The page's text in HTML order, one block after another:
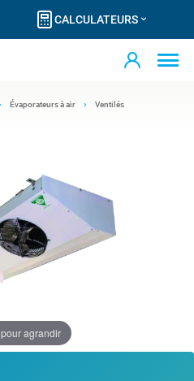
CALCULATEURS
Évaporateurs à air Ventilés
agrandir